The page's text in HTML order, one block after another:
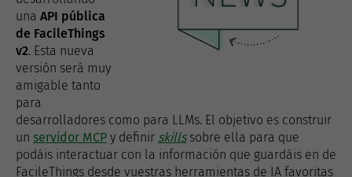
una API pública
de FacileThings
v2. Esta nueva
versión será muy
amigable tanto
para
desarrolladores como para LLMs. El objetivo es construir
un servidor MCP y definir skillssobre ella para que
podáis interactuar con la información que guardáis en de
FacileThings desde vuestras herramientas de IA favoritas